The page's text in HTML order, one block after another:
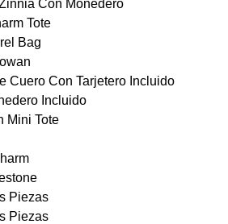
Con Monedero
Tote
Bag
Cuero Con Tarjetero Incluido
Incluido
Mini Tote
Piezas
Piezas